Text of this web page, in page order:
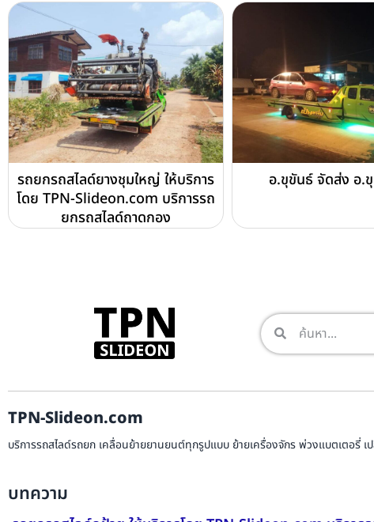
รถยกรถสไลด์ยางชุมใหญ่ ให้บริการ
โดย TPN-Slideon.com บริการรถ
ยกรถสไลด์ถาดกอง
อ.ขุขันธ์ จัดส่ง อ.
TPN-Slideon.com
บริการรถสไลด์รถยก เคลื่อนย้ายยานยนต์ทุกรูปแบบ ย้ายเครื่องจักร พ่วงแบตเตอรี่ เ
บทความ